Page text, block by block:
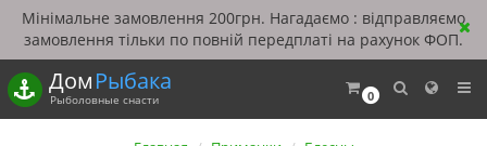
Мінімальне замовлення 200грн. Нагадаємо : відправляємо
замовлення тільки по повній передплаті на рахунок ФОП.
0
ДомРыбака
Рыболовные снасти